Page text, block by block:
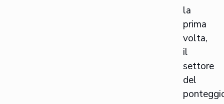
la
prima
volta,
il
settore
del